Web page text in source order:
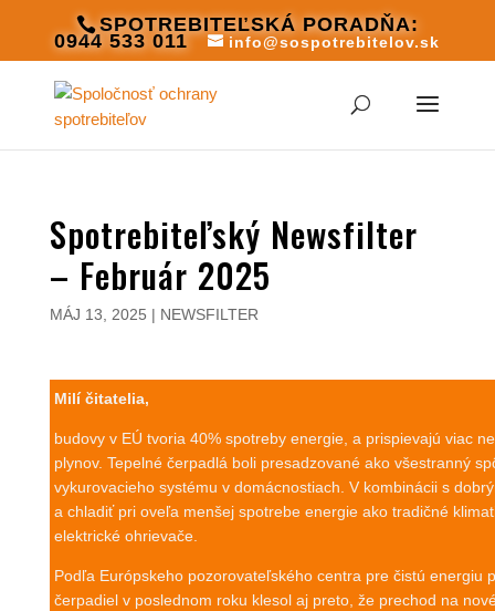
SPOTREBITEĽSKÁ PORADŇA:
0944 533 011 info@sospotrebitelov.sk
Spotrebiteľský Newsfilter
– Február 2025
MÁJ 13, 2025 | NEWSFILTER
Milí čitatelia,
budovy v EÚ tvoria 40% spotreby energie, a prispievajú viac
plynov. Tepelné čerpadlá boli presadzované ako všestranný
vykurovacieho systému v domácnostiach. V kombinácii s
a chladiť pri oveľa menšej spotrebe energie ako tradičné
elektrické ohrievače.
Podľa Európskeho pozorovateľského centra pre čistú energiu
čerpadiel v poslednom roku klesol aj preto, že prechod na